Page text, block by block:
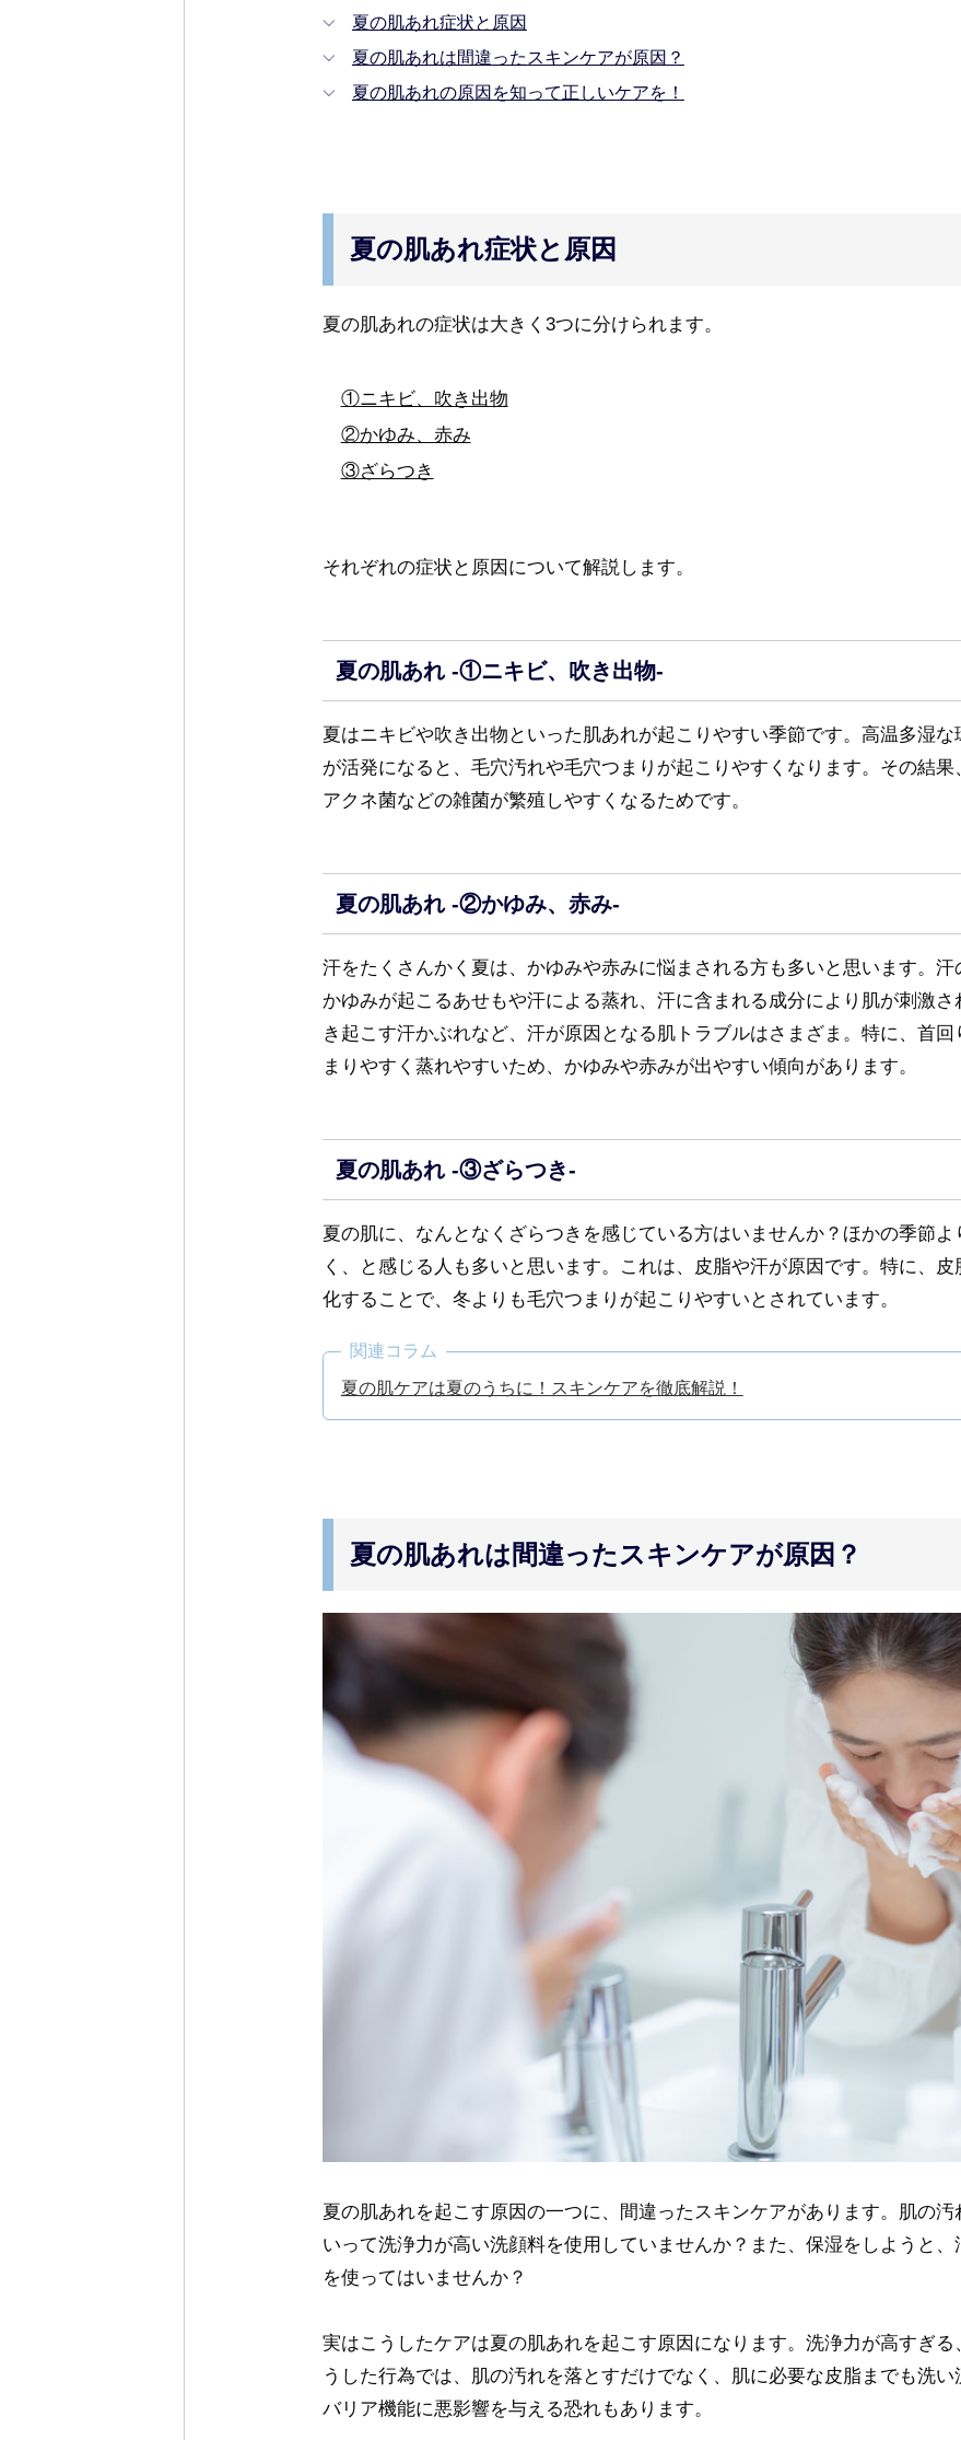
夏の肌あれ症状と原因
夏の肌あれは間違ったスキンケアが原因？
夏の肌あれの原因を知って正しいケアを！
夏の肌あれ症状と原因
夏の肌あれの症状は大きく3つに分けられます。
①ニキビ、吹き出物
②かゆみ、赤み
③ざらつき
それぞれの症状と原因について解説します。
夏の肌あれ -①ニキビ、吹き出物-
夏はニキビや吹き出物といった肌あれが起こりやすい季節です。高温多湿
が活発になると、毛穴汚れや毛穴つまりが起こりやすくなります。その結果
アクネ菌などの雑菌が繁殖しやすくなるためです。
夏の肌あれ -②かゆみ、赤み-
汗をたくさんかく夏は、かゆみや赤みに悩まされる方も多いと思います。
かゆみが起こるあせもや汗による蒸れ、汗に含まれる成分により肌が刺激さ
き起こす汗かぶれなど、汗が原因となる肌トラブルはさまざま。特に、首
まりやすく蒸れやすいため、かゆみや赤みが出やすい傾向があります。
夏の肌あれ -③ざらつき-
夏の肌に、なんとなくざらつきを感じている方はいませんか？ほかの季節
く、と感じる人も多いと思います。これは、皮脂や汗が原因です。特に、
化することで、冬よりも毛穴つまりが起こりやすいとされています。
関連コラム
夏の肌ケアは夏のうちに！スキンケアを徹底解説！
夏の肌あれは間違ったスキンケアが原因？
夏の肌あれを起こす原因の一つに、間違ったスキンケアがあります。肌の汚
いって洗浄力が高い洗顔料を使用していませんか？また、保湿をしようと
を使ってはいませんか？
実はこうしたケアは夏の肌あれを起こす原因になります。洗浄力が高すぎる
うした行為では、肌の汚れを落とすだけでなく、肌に必要な皮脂までも洗
バリア機能に悪影響を与える恐れもあります。